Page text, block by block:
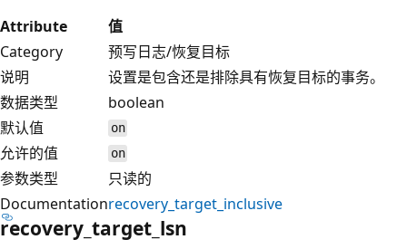
Attribute
值
Category
预写日志/恢复目标
说明
设置是包含还是排除具有恢复目标的事务。
数据类型
boolean
默认值
on
允许的值 on
参数类型
只读的
Documentationrecovery_target_inclusive
recovery_target_lsn